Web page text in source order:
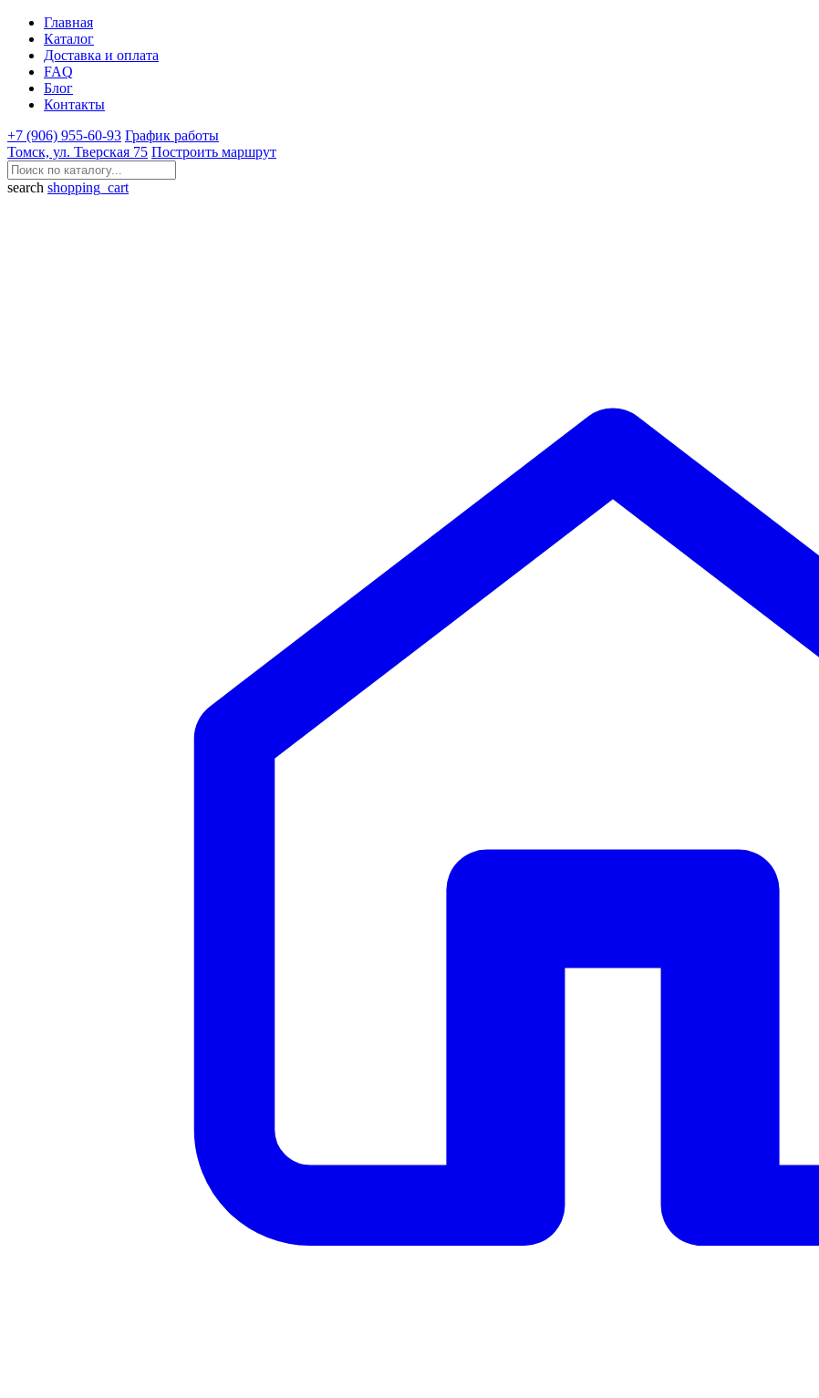
Главная
Каталог
Доставка и оплата
FAQ
Блог
Контакты
+7 (906) 955-60-93 График работы
Томск, ул. Тверская 75 Построить маршрут
search shopping_cart